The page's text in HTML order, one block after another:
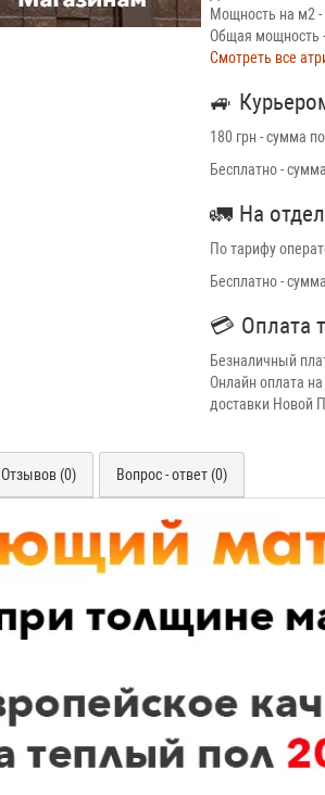
Мощность на м2 -
Общая мощность -
Смотреть все
🚙
180 грн - сумма
Бесплатно -
🚛 На
По тарифу
Бесплатно -
💳 Оплата
Безналичный
Онлайн оплата
доставки Новой
Отзывов (0) Вопрос - ответ (0)